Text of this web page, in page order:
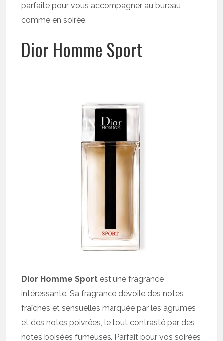
parfaite pour vous accompagner au bureau
comme en soirée.
Dior Homme Sport
Dior Homme Sport est une fragrance
intéressante. Sa fragrance dévoile des notes
fraîches et sensuelles marquée par les agrumes
et des notes poivrées, le tout contrasté par des
notes boisées fumeuses. Parfait pour vos soirées